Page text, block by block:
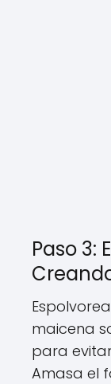
Paso 3:
maicena
para
Amasa el